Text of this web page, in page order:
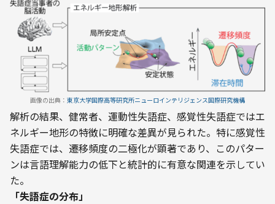
画像の出典： 東京大学国際高等研究所ニューロインテリジェンス国際研究機構
解析の結果、健常者、運動性失語症、感覚性失語症ではエ
ネルギー地形の特徴に明確な差異が見られた。特に感覚性
失語症では、遷移頻度の二極化が顕著であり、このパター
ンは言語理解能力の低下と統計的に有意な関連を示してい
た。
「失語症の分布」